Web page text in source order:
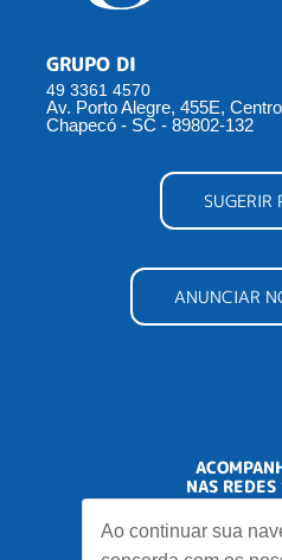
Ao continuar sua
GRUPO DI
49 3361 4570
Av. Porto Alegre, 455E, Centro
Chapecó - SC - 89802-132
SUGERIR
ANUNCIAR
NAS